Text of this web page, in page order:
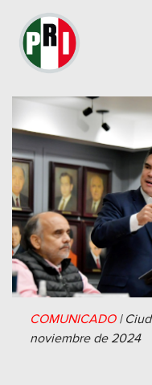
COMUNICADO|
noviembre de 2024